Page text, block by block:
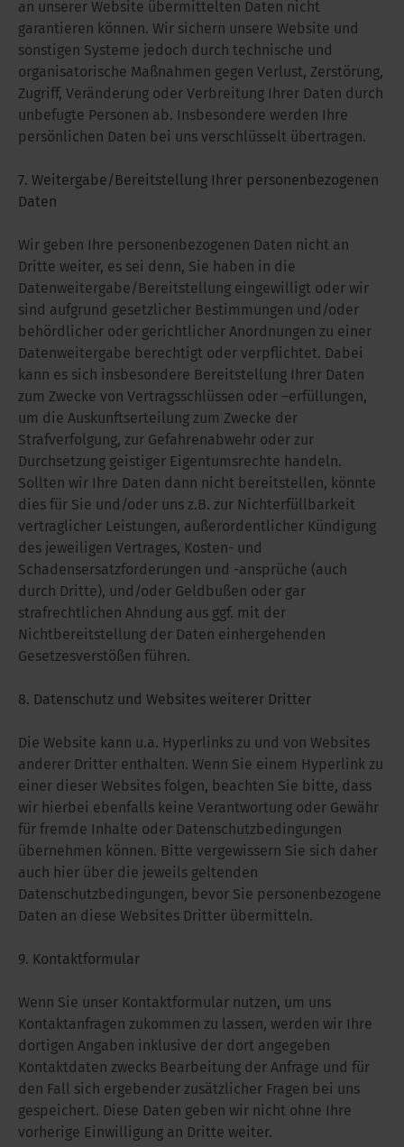
an unserer Website übermittelten Daten nicht
garantieren können. Wir sichern unsere Website und
sonstigen Systeme jedoch durch technische und
organisatorische Maßnahmen gegen Verlust, Zerstörung,
Zugriff, Veränderung oder Verbreitung Ihrer Daten durch
unbefugte Personen ab. Insbesondere werden Ihre
persönlichen Daten bei uns verschlüsselt übertragen.
7. Weitergabe/Bereitstellung Ihrer personenbezogenen
Daten
Wir geben Ihre personenbezogenen Daten nicht an
Dritte weiter, es sei denn, Sie haben in die
Datenweitergabe/Bereitstellung eingewilligt oder wir
sind aufgrund gesetzlicher Bestimmungen und/oder
behördlicher oder gerichtlicher Anordnungen zu einer
Datenweitergabe berechtigt oder verpflichtet. Dabei
kann es sich insbesondere Bereitstellung Ihrer Daten
zum Zwecke von Vertragsschlüssen oder –erfüllungen,
um die Auskunftserteilung zum Zwecke der
Strafverfolgung, zur Gefahrenabwehr oder zur
Durchsetzung geistiger Eigentumsrechte handeln.
Sollten wir Ihre Daten dann nicht bereitstellen, könnte
dies für Sie und/oder uns z.B. zur Nichterfüllbarkeit
vertraglicher Leistungen, außerordentlicher Kündigung
des jeweiligen Vertrages, Kosten- und
Schadensersatzforderungen und -ansprüche (auch
durch Dritte), und/oder Geldbußen oder gar
strafrechtlichen Ahndung aus ggf. mit der
Nichtbereitstellung der Daten einhergehenden
Gesetzesverstößen führen.
8. Datenschutz und Websites weiterer Dritter
Die Website kann u.a. Hyperlinks zu und von Websites
anderer Dritter enthalten. Wenn Sie einem Hyperlink zu
einer dieser Websites folgen, beachten Sie bitte, dass
wir hierbei ebenfalls keine Verantwortung oder Gewähr
für fremde Inhalte oder Datenschutzbedingungen
übernehmen können. Bitte vergewissern Sie sich daher
auch hier über die jeweils geltenden
Datenschutzbedingungen, bevor Sie personenbezogene
Daten an diese Websites Dritter übermitteln.
9. Kontaktformular
Wenn Sie unser Kontaktformular nutzen, um uns
Kontaktanfragen zukommen zu lassen, werden wir Ihre
dortigen Angaben inklusive der dort angegeben
Kontaktdaten zwecks Bearbeitung der Anfrage und für
den Fall sich ergebender zusätzlicher Fragen bei uns
gespeichert. Diese Daten geben wir nicht ohne Ihre
vorherige Einwilligung an Dritte weiter.